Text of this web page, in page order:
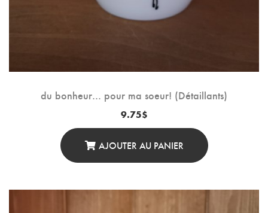
du bonheur… pour ma soeur! (Détaillants)
9.75$
AJOUTER AU PANIER